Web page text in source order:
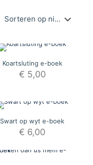
Koartsluting e-boek
€ 5,00
Swart op wyt e-boek
€ 6,00